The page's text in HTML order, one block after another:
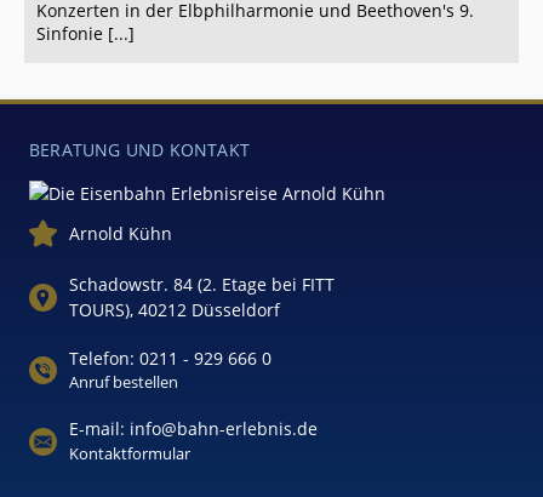
Konzerten in der Elbphilharmonie und Beethoven's 9.
Sinfonie [...]
BERATUNG UND KONTAKT
Arnold Kühn
Schadowstr. 84 (2. Etage bei FITT
TOURS), 40212 Düsseldorf
Telefon: 0211 - 929 666 0
Anruf bestellen
E-mail: info@bahn-erlebnis.de
Kontaktformular